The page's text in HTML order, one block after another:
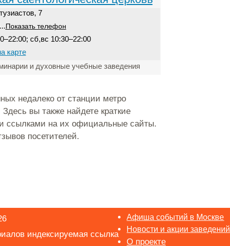
7
Показать телефон
сб,вс 10:30–22:00
карте
и духовные учебные заведения
недалеко от станции метро
вы также найдете краткие
ссылками на их официальные сайты.
посетителей.
индексируемая ссылка
Афиша событий в Москве
Новости и акции заведений